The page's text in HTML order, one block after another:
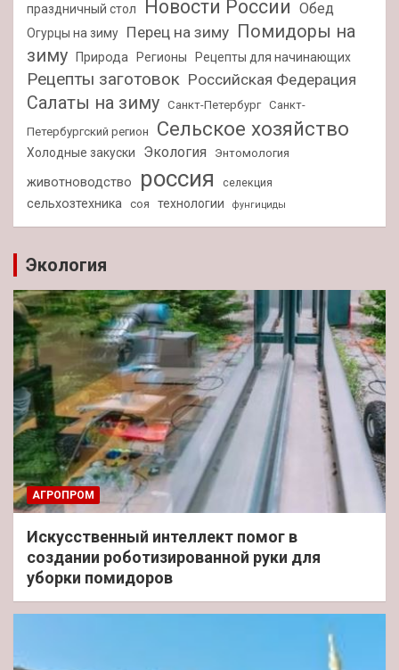
праздничный стол
Новости России Обед
Огурцы на зиму Перец на зиму Помидоры на
зиму Природа Регионы Рецепты для начинающих
Рецепты заготовок Российская Федерация
Салаты на зиму Санкт-Петербург Санкт-
Петербургский регион
Сельское хозяйство
Холодные закуски Экология Энтомология
животноводство россия селекция
сельхозтехника соя технологии фунгициды
Экология
АГРОПРОМ
Искусственный интеллект помог в
создании роботизированной руки для
уборки помидоров